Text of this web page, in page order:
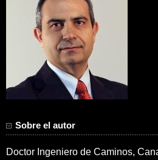
Sobre el autor
Doctor Ingeniero de Caminos,